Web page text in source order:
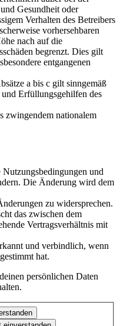
Gesundheit oder
Verhalten des Betreibers
vorhersehbaren
nach auf die
begrenzt. Dies gilt
entgangenen
a bis c gilt sinngemäß
Erfüllungsgehilfen des
zwingendem nationalem
und
Die Änderung wird dem
zu widersprechen.
das zwischen dem
Vertragsverhältnis mit
und verbindlich, wenn
hat.
persönlichen Daten